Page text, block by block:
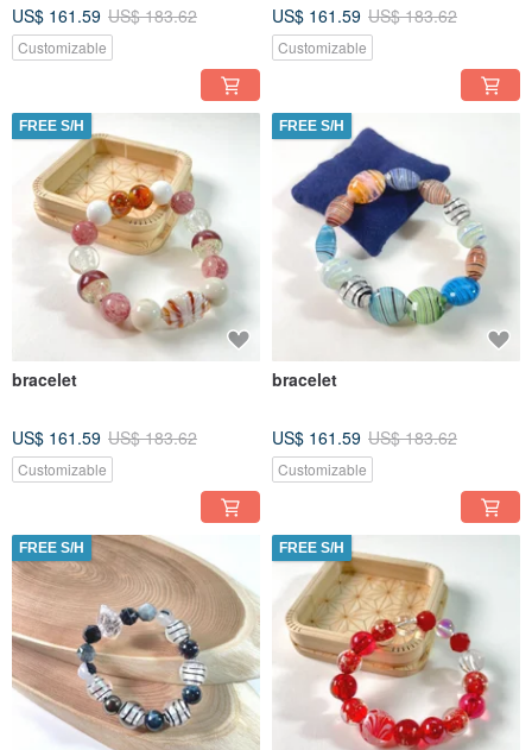
US$ 161.59 US$ 183.62
Customizable
US$ 161.59 US$ 183.62
Customizable
FREE S/H
bracelet
US$ 161.59 US$ 183.62
Customizable
FREE S/H
bracelet
US$ 161.59 US$ 183.62
Customizable
FREE S/H FREE S/H